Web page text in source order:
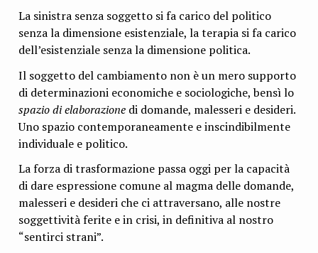
La sinistra senza soggetto si fa carico del politico
senza la dimensione esistenziale, la terapia si fa carico
dell’esistenziale senza la dimensione politica.
Il soggetto del cambiamento non è un mero supporto
di determinazioni economiche e sociologiche, bensì lo
spazio di elaborazione di domande, malesseri e desideri.
Uno spazio contemporaneamente e inscindibilmente
individuale e politico.
La forza di trasformazione passa oggi per la capacità
di dare espressione comune al magma delle domande,
malesseri e desideri che ci attraversano, alle nostre
soggettività ferite e in crisi, in definitiva al nostro
“sentirci strani”.